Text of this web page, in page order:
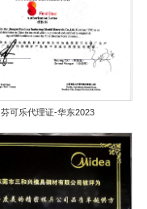
芬可乐代理证-华东2023